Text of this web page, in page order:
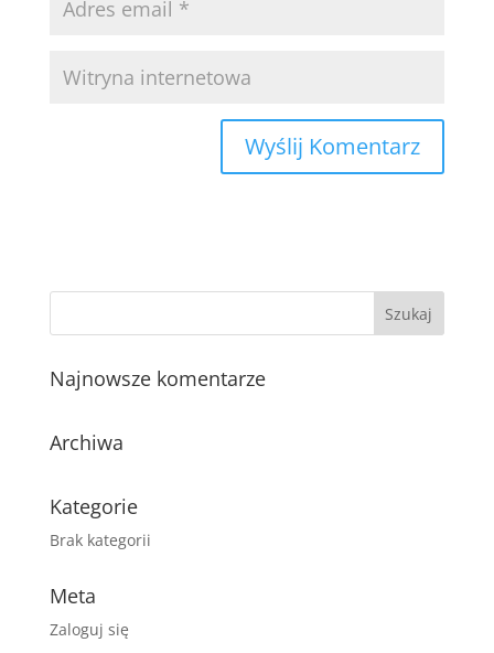
Najnowsze komentarze
Archiwa
Kategorie
Brak kategorii
Meta
Zaloguj się